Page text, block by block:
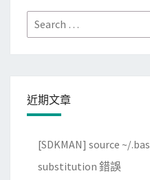
Search
for:
近期文章
[SDKMAN] source ~/
substitution 錯誤